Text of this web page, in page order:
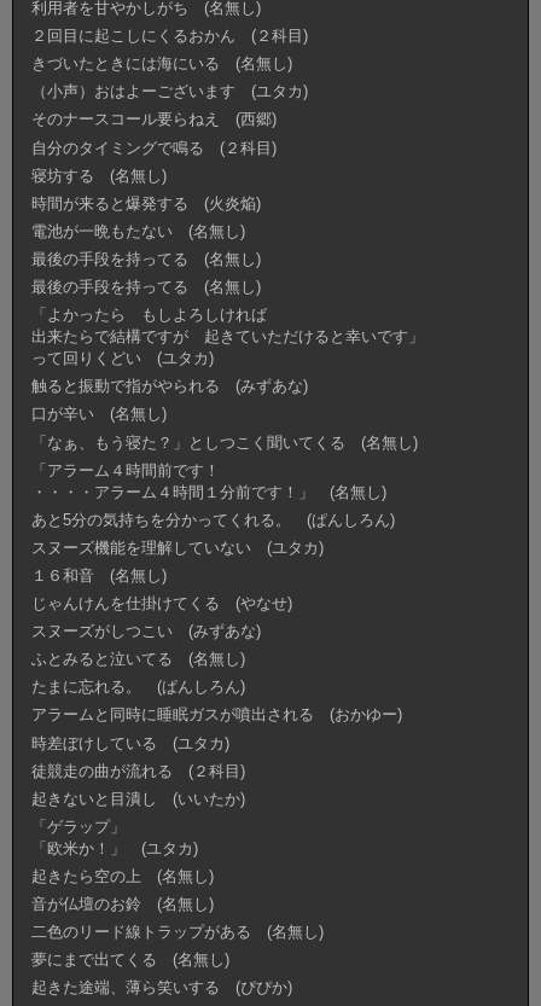
利用者を甘やかしがち (名無し)
２回目に起こしにくるおかん (２科目)
きづいたときには海にいる (名無し)
（小声）おはよーございます (ユタカ)
そのナースコール要らねえ (西郷)
自分のタイミングで鳴る (２科目)
寝坊する (名無し)
時間が来ると爆発する (火炎焔)
電池が一晩もたない (名無し)
最後の手段を持ってる (名無し)
最後の手段を持ってる (名無し)
「よかったら もしよろしければ
出来たらで結構ですが 起きていただけると幸いです」
って回りくどい (ユタカ)
触ると振動で指がやられる (みずあな)
口が辛い (名無し)
「なぁ、もう寝た？」としつこく聞いてくる (名無し)
「アラーム４時間前です！
・・・・アラーム４時間１分前です！」 (名無し)
あと5分の気持ちを分かってくれる。 (ぱんしろん)
スヌーズ機能を理解していない (ユタカ)
１６和音 (名無し)
じゃんけんを仕掛けてくる (やなせ)
スヌーズがしつこい (みずあな)
ふとみると泣いてる (名無し)
たまに忘れる。 (ぱんしろん)
アラームと同時に睡眠ガスが噴出される (おかゆー)
時差ぼけしている (ユタカ)
徒競走の曲が流れる (２科目)
起きないと目潰し (いいたか)
「ゲラップ」
「欧米か！」 (ユタカ)
起きたら空の上 (名無し)
音が仏壇のお鈴 (名無し)
二色のリード線トラップがある (名無し)
夢にまで出てくる (名無し)
起きた途端、薄ら笑いする (ぴぴか)